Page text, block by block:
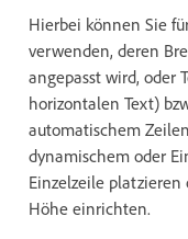
Hierbei können Sie
verwenden, deren
angepasst wird, oder
horizontalen Text)
automatischem
dynamischem oder
Einzelzeile
Höhe einrichten.